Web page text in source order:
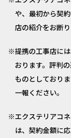
や、最初から契
店の紹介をお断り
提携の工事店に
おります。評判
ものとしており
一報ください。
エクステリアコ
は、契約金額に